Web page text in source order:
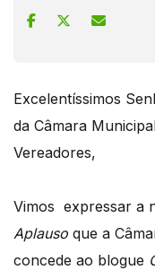
Excelentíssimos
da Câmara
Vereadores,
Vimos expressar a
Aplauso que a
concede ao blogue